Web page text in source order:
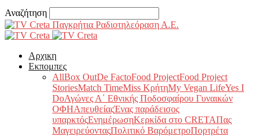
Αναζήτηση
Παγκρήτια Ραδιοτηλεόραση Α.Ε.
Αρχικη
Εκπομπες
AllBox OutDe FactoFood ProjectFood Project
StoriesMatch TimeMiss ΚρήτηMy Vegan LifeYes I
DoΑγώνες Α΄ Εθνικής Ποδοσφαίρου Γυναικών
ΟΦΗΑπευθείαςΈνας παράδεισος
υπαρκτόςΕνημέρωσηΚερκίδα στο CRETAΠας
ΜαγειρεύονταςΠολιτικό ΒαρόμετροΠορτρέτα